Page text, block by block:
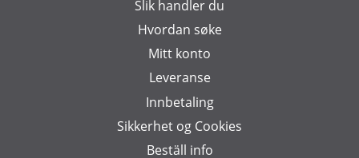
Slik handler du
Hvordan søke
Mitt konto
Leveranse
Innbetaling
Sikkerhet og Cookies
Beställ info